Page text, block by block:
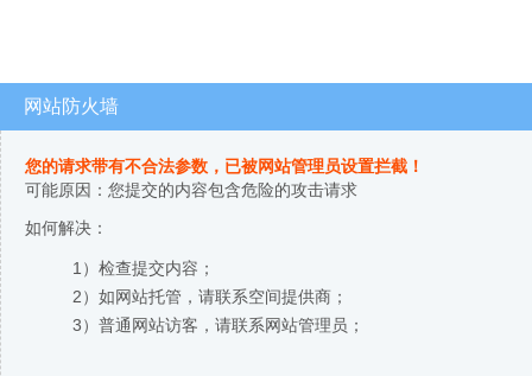
网站防火墙
您的请求带有不合法参数，已被网站管理员设置拦截！
可能原因：您提交的内容包含危险的攻击请求
如何解决：
1）检查提交内容；
2）如网站托管，请联系空间提供商；
3）普通网站访客，请联系网站管理员；